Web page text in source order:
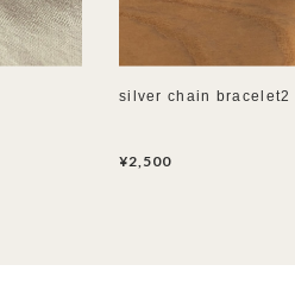
silver chain bracelet2
¥2,500